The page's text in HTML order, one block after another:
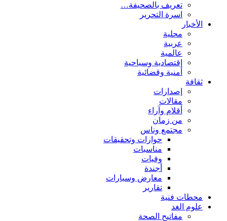
تعريف بالصحيفة…
اسرة التحرير
الأخبار
محلية
عربية
عالمية
إقتصادية وسياحية
أمنية وقضائية
ثقافة
إصدارات
مقالات
أقلام وآراء
من زمان
مجتمع وناس
حوارات وتحقيقات
مناسبات
وفيات
أجندة
معارض وسيارات
تقارير
محطات فنية
علوم الغد
مفاتيح الصحة